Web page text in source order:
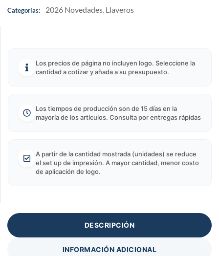
Categorías:
2026 Novedades, Llaveros
Los precios de página no incluyen logo. Seleccione la
cantidad a cotizar y añada a su presupuesto.
Los tiempos de producción son de 15 días en la
mayoría de los artículos. Consulta por entregas rápidas
A partir de la cantidad mostrada (unidades) se reduce
el set up de impresión. A mayor cantidad, menor costo
de aplicación de logo.
DESCRIPCIÓN
INFORMACIÓN ADICIONAL